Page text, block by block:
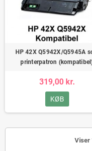
HP 42X Q5942X/Q5945A
printerpatron
319,00 kr.
KØB
Viser